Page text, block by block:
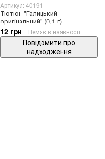
Артикул: 40191
Тютюн "Галицький
оригінальний" (0,1 г)
12 грн Немає в наявності
Повідомити про
надходження